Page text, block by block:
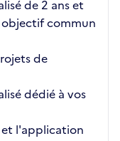
de 2 ans et
commun
de
dédié à vos
et l'application